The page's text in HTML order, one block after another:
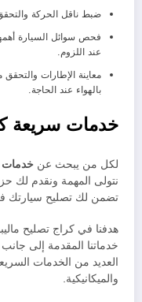
ضبط ناقل الحركة
فحص سوائل السيارة
عند اللزوم.
معاينة الإطارات والتحقق
بالهواء عند الحاجة.
خدمات سريعة
لكل من يبحث عن خدمات
نتولى المهمة ونقدم لك
تضمن لك تصليح
هدفنا في كراج تصليح
خدماتنا المقدمة إلى
العديد من الخدمات
والميكانيكية.